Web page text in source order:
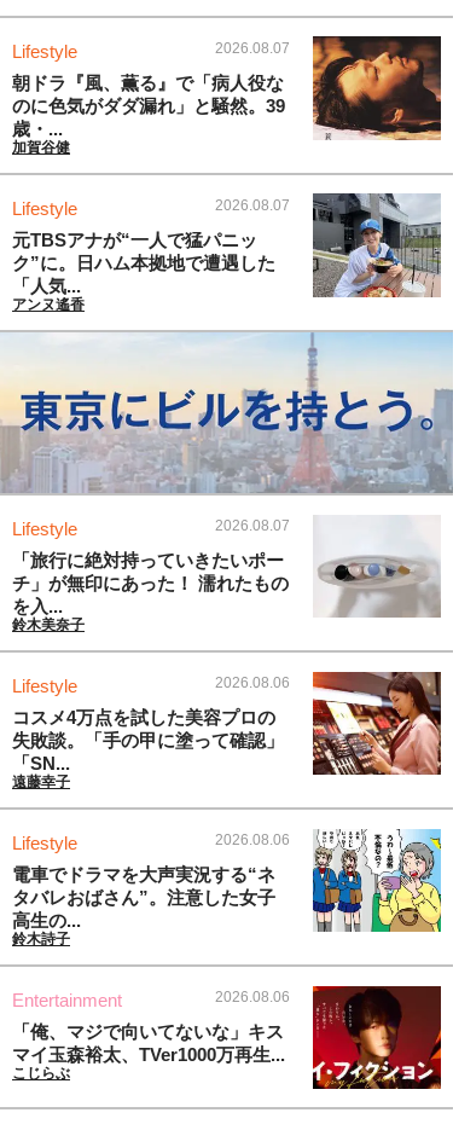
Lifestyle 2026.08.07
朝ドラ『風、薫る』で「病人役な
のに色気がダダ漏れ」と騒然。39
歳・...
加賀谷健
Lifestyle 2026.08.07
元TBSアナが“一人で猛パニッ
ク”に。日ハム本拠地で遭遇した
「人気...
アンヌ遙香
Lifestyle 2026.08.07
「旅行に絶対持っていきたいポー
チ」が無印にあった！ 濡れたもの
を入...
鈴木美奈子
Lifestyle 2026.08.06
コスメ4万点を試した美容プロの
失敗談。「手の甲に塗って確認」
「SN...
遠藤幸子
Lifestyle 2026.08.06
電車でドラマを大声実況する“ネ
タバレおばさん”。注意した女子
高生の...
鈴木詩子
Entertainment 2026.08.06
「俺、マジで向いてないな」キス
マイ玉森裕太、TVer1000万再生...
こじらぶ